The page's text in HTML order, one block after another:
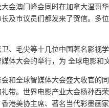
会澳门峰会同时在加拿大温哥
及市议员们都发来了贺信。多
、毛尖等十几位中国著名影视
体大会的举行，为 全球电影和
和全球智媒体大会盛大收官的
带。世界电影产业大会杨孙西
港美协主席、著名当代彩墨画